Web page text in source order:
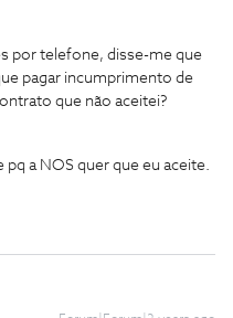
por telefone, disse-me que
pagar incumprimento de
que não aceitei?
a NOS quer que eu aceite.